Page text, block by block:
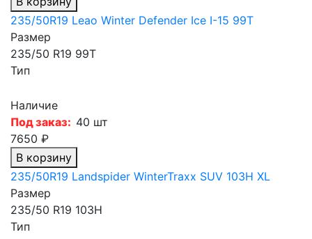
235/50R19 Leao Winter Defender Ice I-15 99T
Размер
235/50 R19 99T
Тип
Наличие
Под заказ: 40 шт
7650 ₽
В корзину
235/50R19 Landspider WinterTraxx SUV 103H XL
Размер
235/50 R19 103H
Тип